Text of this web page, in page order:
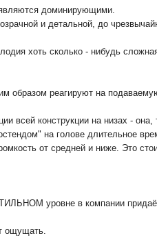
доминирующими.
и детальной, до
хоть сколько - нибудь
образом реагируют на
всей конструкции на низах -
на голове длительное
от средней и ниже. Это
уровне в компании
ощущать.